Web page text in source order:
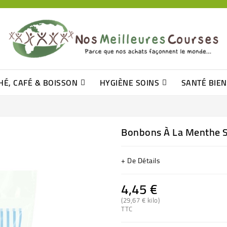
CAFÉ & BOISSON HYGIÈNE SOINS SANTÉ
Bonbons À La Menthe
+ De Détails
4,45 €
(29,67 € kilo)
TTC